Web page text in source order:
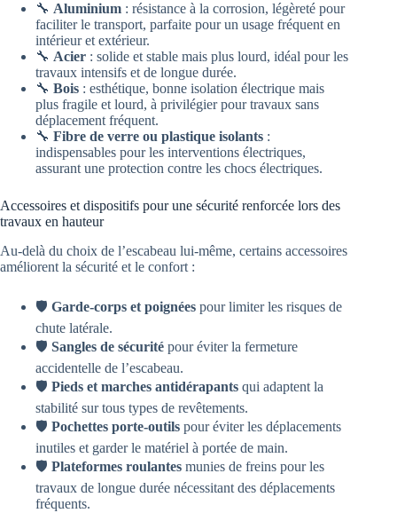
🔧 Aluminium : résistance à la corrosion, légèreté pour
faciliter le transport, parfaite pour un usage fréquent en
intérieur et extérieur.
🔧 Acier : solide et stable mais plus lourd, idéal pour les
travaux intensifs et de longue durée.
🔧 Bois : esthétique, bonne isolation électrique mais
plus fragile et lourd, à privilégier pour travaux sans
déplacement fréquent.
🔧 Fibre de verre ou plastique isolants :
indispensables pour les interventions électriques,
assurant une protection contre les chocs électriques.
Accessoires et dispositifs pour une sécurité renforcée lors des
travaux en hauteur
Au-delà du choix de l’escabeau lui-même, certains accessoires
améliorent la sécurité et le confort :
🛡️ Garde-corps et poignées pour limiter les risques de
chute latérale.
🛡️ Sangles de sécurité pour éviter la fermeture
accidentelle de l’escabeau.
🛡️ Pieds et marches antidérapants qui adaptent la
stabilité sur tous types de revêtements.
🛡️ Pochettes porte-outils pour éviter les déplacements
inutiles et garder le matériel à portée de main.
🛡️ Plateformes roulantes munies de freins pour les
travaux de longue durée nécessitant des déplacements
fréquents.